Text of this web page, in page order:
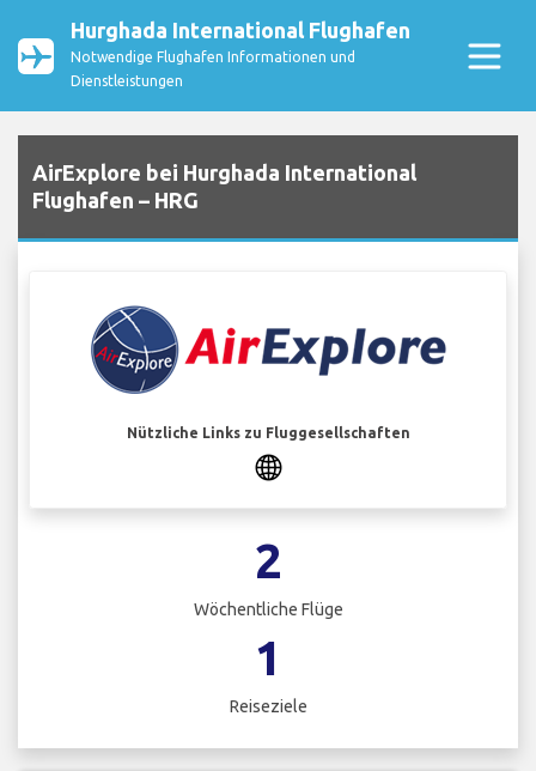
Hurghada International Flughafen
Notwendige Flughafen Informationen und
Dienstleistungen
AirExplore bei Hurghada International
Flughafen – HRG
Nützliche Links zu Fluggesellschaften
2
Wöchentliche Flüge
1
Reiseziele